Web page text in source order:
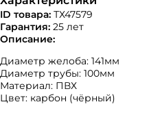
ID товара: ТХ47579
Гарантия: 25 лет
Описание:
Диаметр желоба: 141мм
Диаметр трубы: 100мм
Материал: ПВХ
Цвет: карбон (чёрный)